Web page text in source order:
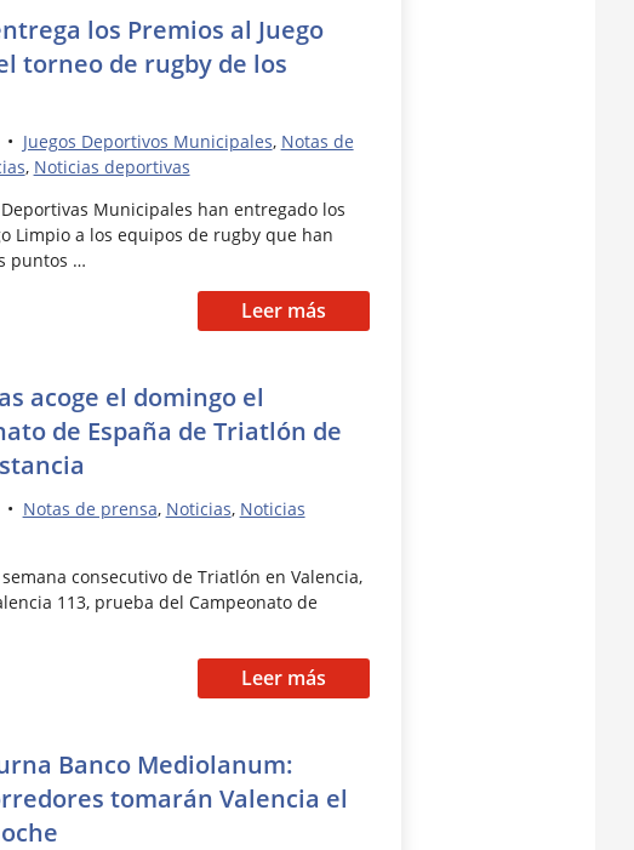
los Premios al Juego
torneo de rugby de los
Juegos Deportivos Municipales, Notas de
, Noticias deportivas
Deportivas Municipales han entregado los
Limpio a los equipos de rugby que han
puntos …
Leer más
acoge el domingo el
de España de Triatlón de
Notas de prensa, Noticias, Noticias
consecutivo de Triatlón en Valencia,
113, prueba del Campeonato de
Leer más
Banco Mediolanum:
tomarán Valencia el